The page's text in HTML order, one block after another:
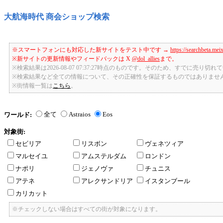
大航海時代 商会ショップ検索
※スマートフォンにも対応した新サイトをテスト中です → https://
※新サイトの更新情報やフィードバックは X @dol_alliesまで。
※検索結果は2026-08-07 07:37:27時点のものです。そのため、すでに売り切れ
※検索結果など全ての情報について、その正確性を保証するものではありませ
※街情報一覧は こちら
ワールド: 全て Astraios Eos
対象街:
セビリア
リスボン
ヴェネツィア
マルセイユ
アムステルダム
ロンドン
ナポリ
ジェノヴァ
チュニス
アテネ
アレクサンドリア
イスタンブール
カリカット
※チェックしない場合はすべての街が対象になります。